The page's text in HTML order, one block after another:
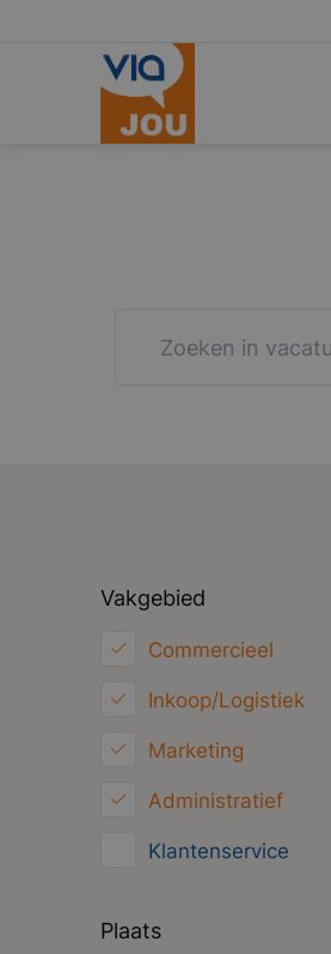
Vakgebied
Commercieel
Inkoop/Logistiek
Marketing
Administratief
Klantenservice
Plaats